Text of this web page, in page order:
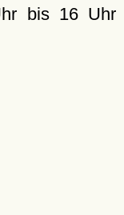
bis 16 Uhr